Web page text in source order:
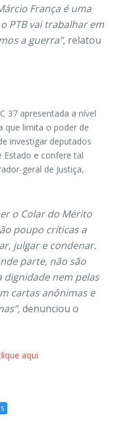
França é uma
PTB vai trabalhar em
a guerra”, relatou
37 apresentada a nível
que limita o poder de
investigar deputados
Estado e confere tal
geral de Justiça,
o Colar do Mérito
poupo críticas a
julgar e condenar.
parte, não são
nem pelas
cartas anônimas e
denunciou o
aqui